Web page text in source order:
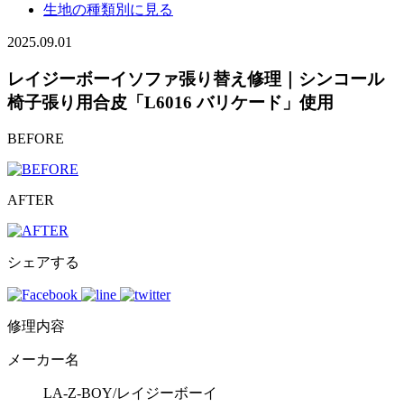
生地の種類別に見る
2025.09.01
レイジーボーイソファ張り替え修理｜シンコール
椅子張り用合皮「L6016 バリケード」使用
BEFORE
AFTER
シェアする
修理内容
メーカー名
LA-Z-BOY/レイジーボーイ